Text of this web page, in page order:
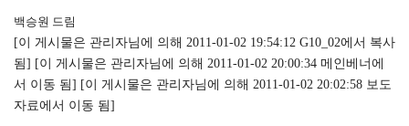
백승원 드림
[이 게시물은 관리자님에 의해 2011-01-02 19:54:12 G10_02에서 복사
됨] [이 게시물은 관리자님에 의해 2011-01-02 20:00:34 메인베너에
서 이동 됨] [이 게시물은 관리자님에 의해 2011-01-02 20:02:58 보도
자료에서 이동 됨]